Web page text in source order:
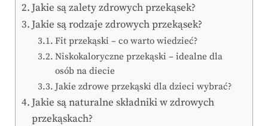
Jakie są zalety zdrowych przekąsek?
Jakie są rodzaje zdrowych przekąsek?
Fit przekąski – co warto wiedzieć?
Niskokaloryczne przekąski – idealne dla
osób na diecie
Jakie zdrowe przekąski dla dzieci wybrać?
Jakie są naturalne składniki w zdrowych
przekąskach?